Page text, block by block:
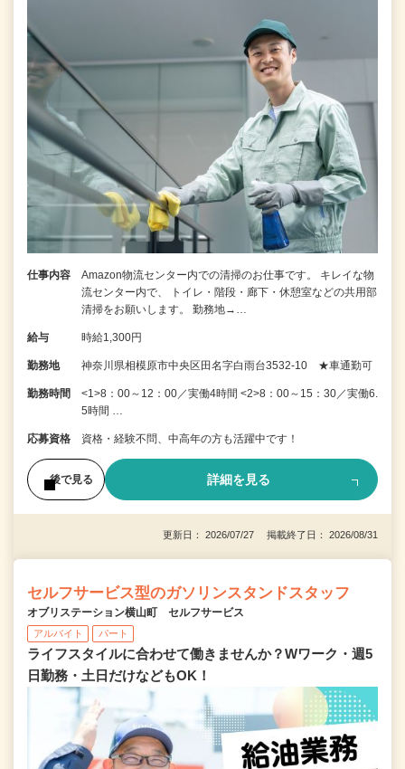
仕事内容
Amazon物流センター内での清掃のお仕事です。 キレイな物
流センター内で、 トイレ・階段・廊下・休憩室などの共用部
清掃をお願いします。 勤務地→…
給与 時給1,300円
勤務地 神奈川県相模原市中央区田名字白雨台3532-10 ★車通勤可
勤務時間
<1>8：00～12：00／実働4時間 <2>8：00～15：30／実働6.
5時間 …
応募資格 資格・経験不問、中高年の方も活躍中です！
後で見る 詳細を見る
更新日： 2026/07/27 掲載終了日： 2026/08/31
セルフサービス型のガソリンスタンドスタッフ
オブリステーション横山町 セルフサービス
アルバイト パート
ライフスタイルに合わせて働きませんか？Wワーク・週5
日勤務・土日だけなどもOK！